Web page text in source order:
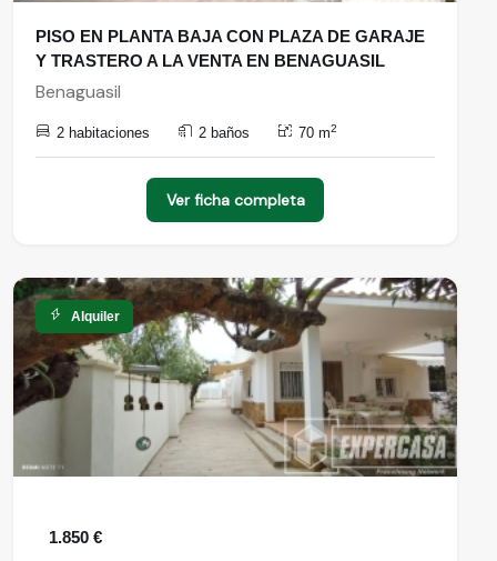
PISO EN PLANTA BAJA CON PLAZA DE GARAJE
Y TRASTERO A LA VENTA EN BENAGUASIL
Benaguasil
2 habitaciones 2 baños 70 m2
Ver ficha completa
Alquiler
1.850 €